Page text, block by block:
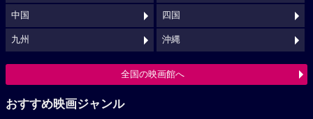
中国 四国
九州 沖縄
全国の映画館へ
おすすめ映画ジャンル